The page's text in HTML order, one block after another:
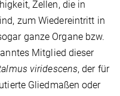
Zellen, die in
zum Wiedereintritt in
ganze Organe bzw.
Mitglied dieser
viridescens, der für
Gliedmaßen oder